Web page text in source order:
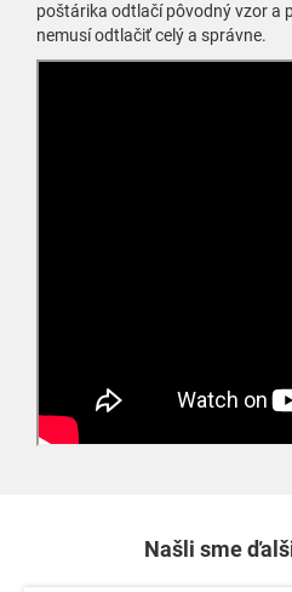
poštárika odtlačí pôvodný vzor a
nemusí odtlačiť celý a správne.
Našli sme